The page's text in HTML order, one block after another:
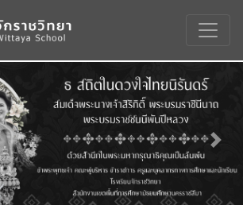
Next